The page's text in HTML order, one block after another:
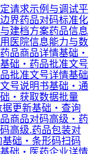
请求示例与调试平
界药品对码标准化
建档方案药品信息
医院信息能力与数
品商品详情基础·
基础·药品批准文号
批准文号详情基础
号说明书基础·通
·获取数据批量
更新基础·查询
商品对码高级·药
高级.药品包装对
基础·条形码扫码
基础·医药企业详情